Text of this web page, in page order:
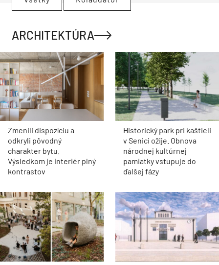
ARCHITEKTÚRA
Zmenili dispozíciu a
odkryli pôvodný
charakter bytu.
Výsledkom je interiér plný
kontrastov
Historický park pri kaštieli
v Senici ožije. Obnova
národnej kultúrnej
pamiatky vstupuje do
ďalšej fázy